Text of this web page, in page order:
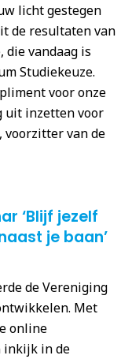
licht gestegen
de resultaten van
die vandaag is
Studiekeuze.
voor onze
uit inzetten voor
voorzitter van de
‘Blijf jezelf
je baan’
de Vereniging
Met
online
inkijk in de